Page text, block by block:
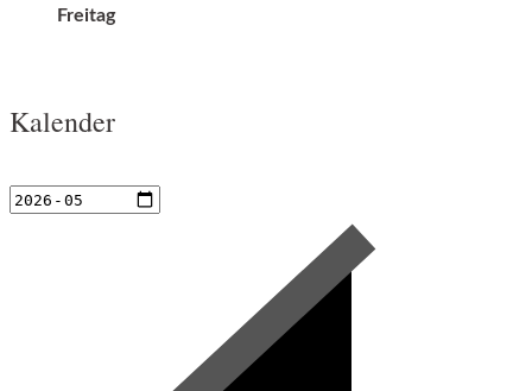
Freitag
Kalender